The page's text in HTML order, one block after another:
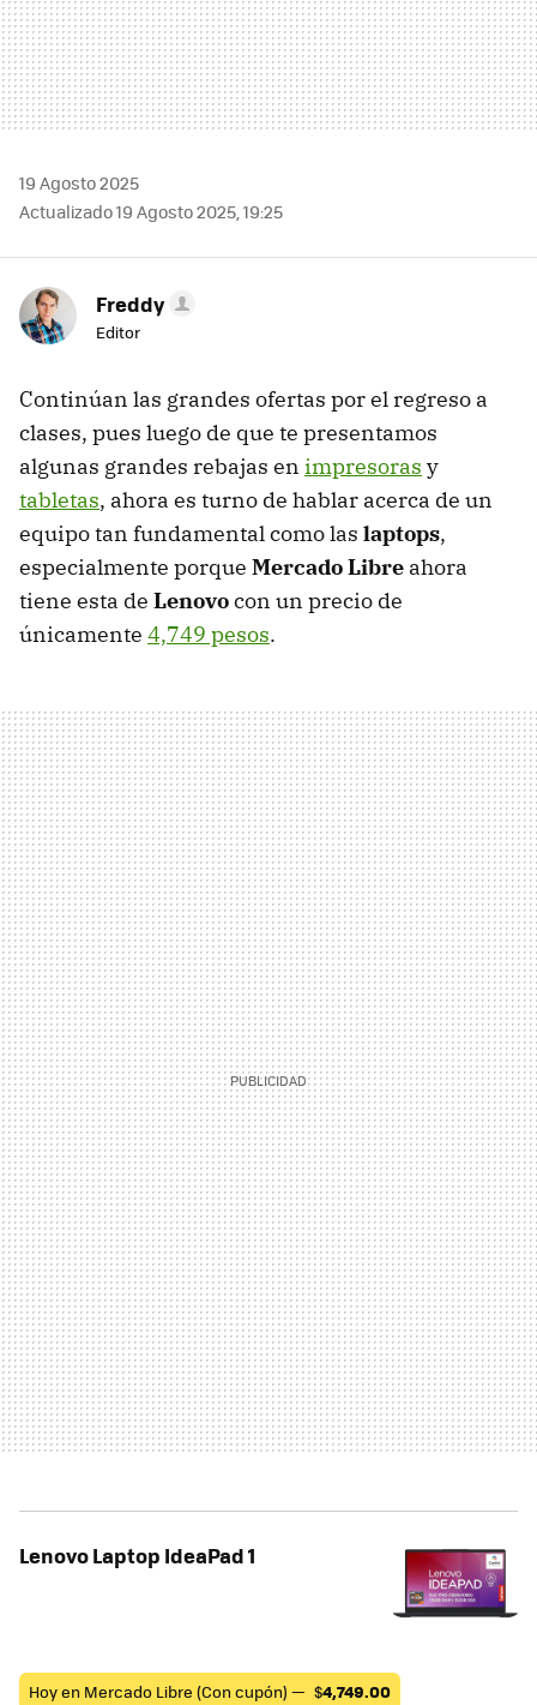
19 Agosto 2025
Actualizado 19 Agosto 2025, 19:25
Freddy
Editor
Continúan las grandes ofertas por el regreso a
clases, pues luego de que te presentamos
algunas grandes rebajas en impresoras y
tabletas, ahora es turno de hablar acerca de un
equipo tan fundamental como las laptops,
especialmente porque Mercado Libre ahora
tiene esta de Lenovocon un precio de
únicamente 4,749 pesos.
Lenovo Laptop IdeaPad 1
Hoy en Mercado Libre (Con cupón) — $4,749.00